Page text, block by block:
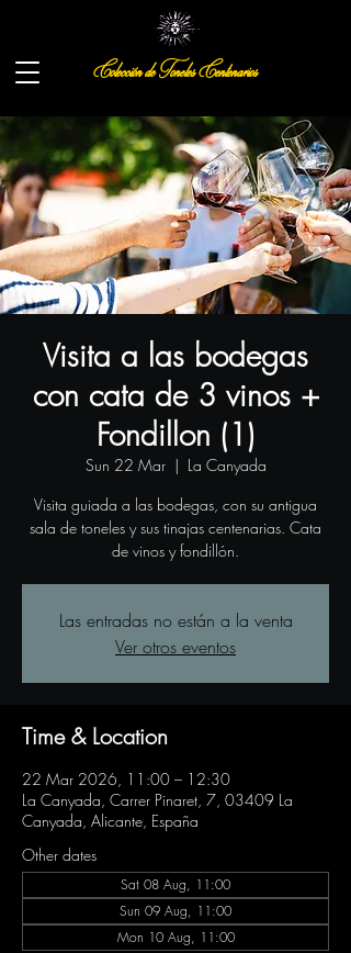
Colección de Toneles Centenarios
Visita a las bodegas
con cata de 3 vinos +
Fondillon (1)
Sun 22 Mar
  |
La Canyada
Visita guiada a las bodegas, con su antigua
sala de toneles y sus tinajas centenarias. Cata
de vinos y fondillón.
Las entradas no están a la venta
Ver otros eventos
Time & Location
22 Mar 2026, 11:00 – 12:30
La Canyada, Carrer Pinaret, 7, 03409 La
Canyada, Alicante, España
Other dates
Sat 08 Aug, 11:00
Sun 09 Aug, 11:00
Mon 10 Aug, 11:00